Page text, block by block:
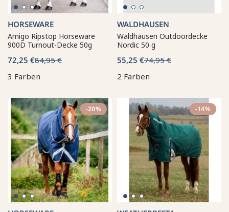
HORSEWARE
Amigo Ripstop Horseware
900D Turnout-Decke 50g
72,25 €84,95 €
3 Farben
WALDHAUSEN
Waldhausen Outdoordecke
Nordic 50 g
55,25 €74,95 €
2 Farben
-20% -14%